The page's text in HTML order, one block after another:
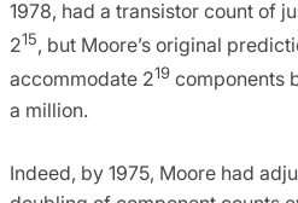
1978, had a transistor count of
215, but Moore’s original
accommodate 219 components
a million.
Indeed, by 1975, Moore had